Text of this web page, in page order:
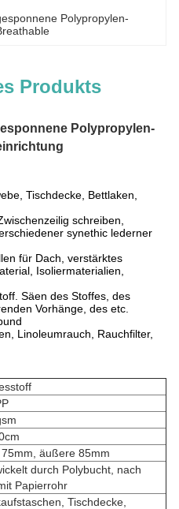
Polypropylen-
Produkts
Polypropylen-
Tischdecke, Bettlaken,
schreiben,
synethic lederner
für Dach, verstärktes
Isoliermaterialien,
Säen des Stoffes, des
Vorhänge, des etc.
Linoleumrauch, Rauchfilter,
äußere 85mm
durch Polybucht, nach
Papierrohr
Tischdecke,